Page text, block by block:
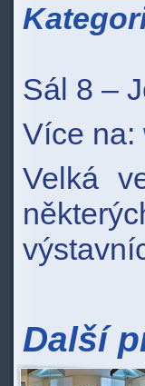
Sál 8 –
Více na:
Velká
Další